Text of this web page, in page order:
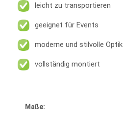
leicht zu transportieren
geeignet für Events
moderne und stilvolle Optik
vollständig montiert
Maße: